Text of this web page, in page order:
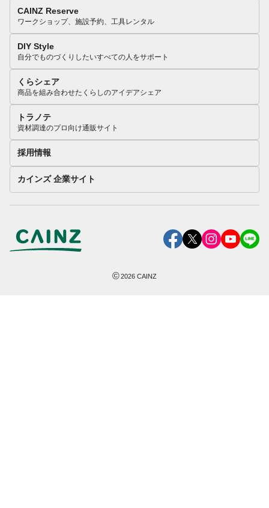
CAINZ Reserve
ワークショップ、施設予約、工具レンタル
DIY Style
自分でものづくりしたいすべての人をサポート
くらシェア
商品を組み合わせたくらしのアイデアシェア
トラノテ
資材調達のプロ向け通販サイト
採用情報
カインズ 企業サイト
©2026 CAINZ